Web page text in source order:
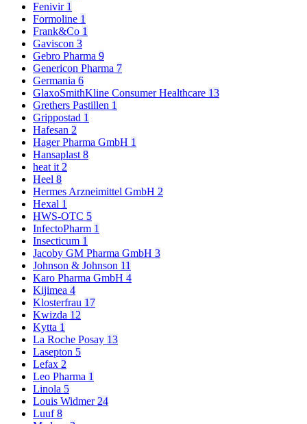
Fenivir 1
Formoline 1
Frank&Co 1
Gaviscon 3
Gebro Pharma 9
Genericon Pharma 7
Germania 6
GlaxoSmithKline Consumer Healthcare 13
Grethers Pastillen 1
Grippostad 1
Hafesan 2
Hager Pharma GmbH 1
Hansaplast 8
heat it 2
Heel 8
Hermes Arzneimittel GmbH 2
Hexal 1
HWS-OTC 5
InfectoPharm 1
Insecticum 1
Jacoby GM Pharma GmbH 3
Johnson & Johnson 11
Karo Pharma GmbH 4
Kijimea 4
Klosterfrau 17
Kwizda 12
Kytta 1
La Roche Posay 13
Lasepton 5
Lefax 2
Leo Pharma 1
Linola 5
Louis Widmer 24
Luuf8